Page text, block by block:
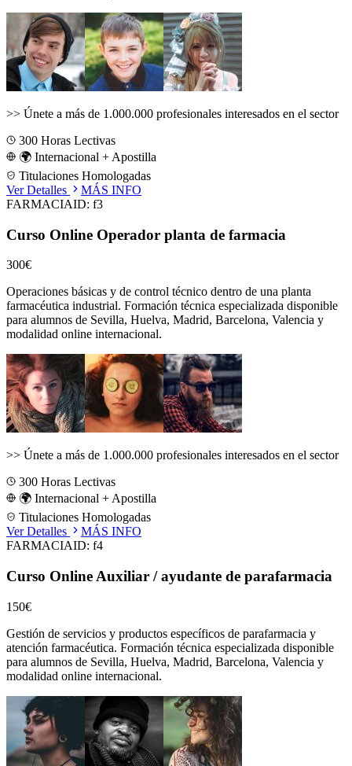
>> Únete a más de 1.000.000 profesionales interesados en el sector
300 Horas Lectivas
🌍 Internacional + Apostilla
Titulaciones Homologadas
Ver Detalles
MÁS INFO
FARMACIAID: f3
Curso Online Operador planta de farmacia
300€
Operaciones básicas y de control técnico dentro de una planta
farmacéutica industrial. Formación técnica especializada disponible
para alumnos de Sevilla, Huelva, Madrid, Barcelona, Valencia y
modalidad online internacional.
>> Únete a más de 1.000.000 profesionales interesados en el sector
300 Horas Lectivas
🌍 Internacional + Apostilla
Titulaciones Homologadas
Ver Detalles
MÁS INFO
FARMACIAID: f4
Curso Online Auxiliar / ayudante de parafarmacia
150€
Gestión de servicios y productos específicos de parafarmacia y
atención farmacéutica. Formación técnica especializada disponible
para alumnos de Sevilla, Huelva, Madrid, Barcelona, Valencia y
modalidad online internacional.